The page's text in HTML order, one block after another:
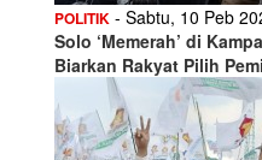
POLITIK - Sabtu, 10 Peb
Solo ‘Memerah’ di
Biarkan Rakyat Pilih